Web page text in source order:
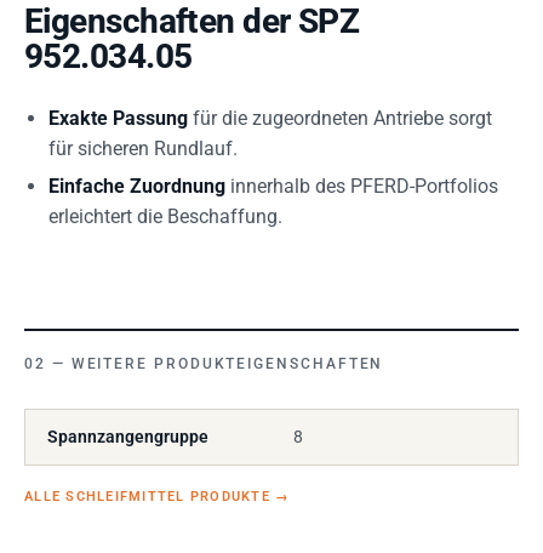
Eigenschaften der SPZ
952.034.05
Exakte Passung für die zugeordneten Antriebe sorgt
für sicheren Rundlauf.
Einfache Zuordnung innerhalb des PFERD-Portfolios
erleichtert die Beschaffung.
WEITERE PRODUKTEIGENSCHAFTEN
Spannzangengruppe 8
ALLE SCHLEIFMITTEL PRODUKTE →